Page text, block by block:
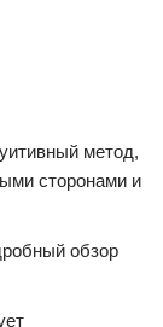
метод,
сторонами и
обзор